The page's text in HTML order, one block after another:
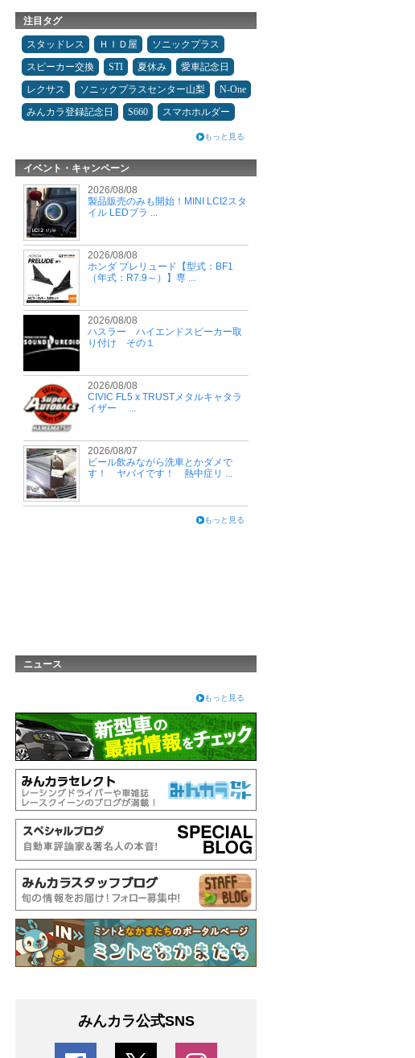
注目タグ
スタッドレス ＨＩＤ屋
ソニックプラス
スピーカー交換
STI 夏休み
愛車記念日
レクサス
ソニックプラスセンター山梨
N-One
みんカラ登録記念日
S660 スマホホルダー
もっと見る
イベント・キャンペーン
2026/08/08
製品販売のみも開始！MINI LCI2スタ
イル LEDブラ ...
2026/08/08
ホンダ プレリュード【型式：BF1
（年式：R7.9～）】専 ...
2026/08/08
ハスラー ハイエンドスピーカー取
り付け その１
2026/08/08
CIVIC FL5 x TRUSTメタルキャタラ
イザー ...
2026/08/07
ビール飲みながら洗車とかダメで
す！ ヤバイです！ 熱中症リ ...
もっと見る
ニュース
もっと見る
みんカラ公式SNS